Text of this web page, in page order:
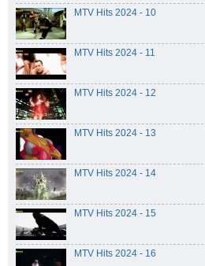
MTV Hits 2024 - 10
MTV Hits 2024 - 11
MTV Hits 2024 - 12
MTV Hits 2024 - 13
MTV Hits 2024 - 14
MTV Hits 2024 - 15
MTV Hits 2024 - 16